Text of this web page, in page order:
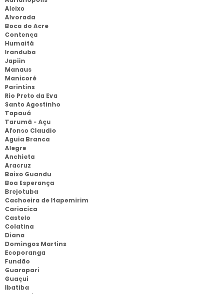
Aleixo
Alvorada
Boca do Acre
Contença
Humaitá
Iranduba
Japiin
Manaus
Manicoré
Parintins
Rio Preto da Eva
Santo Agostinho
Tapauá
Tarumã - Açu
Afonso Claudio
Aguia Branca
Alegre
Anchieta
Aracruz
Baixo Guandu
Boa Esperança
Brejotuba
Cachoeira de Itapemirim
Cariacica
Castelo
Colatina
Diana
Domingos Martins
Ecoporanga
Fundão
Guarapari
Guaçui
Ibatiba